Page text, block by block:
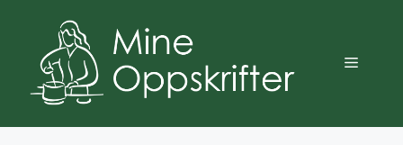
innhold
Meny